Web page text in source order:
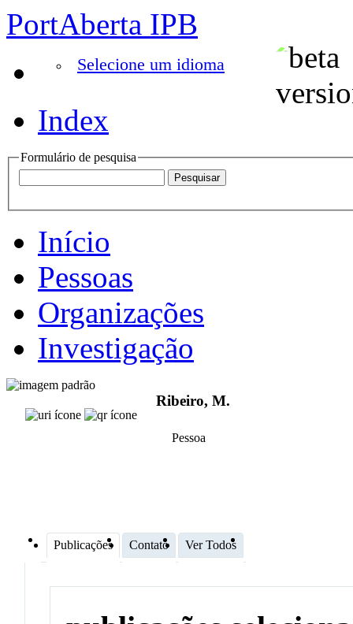
PortAberta IPB
Selecione um idioma
Index
Formulário de pesquisa
Início
Pessoas
Organizações
Investigação
Ribeiro, M.
Pessoa
Publicações Contato Ver Todos